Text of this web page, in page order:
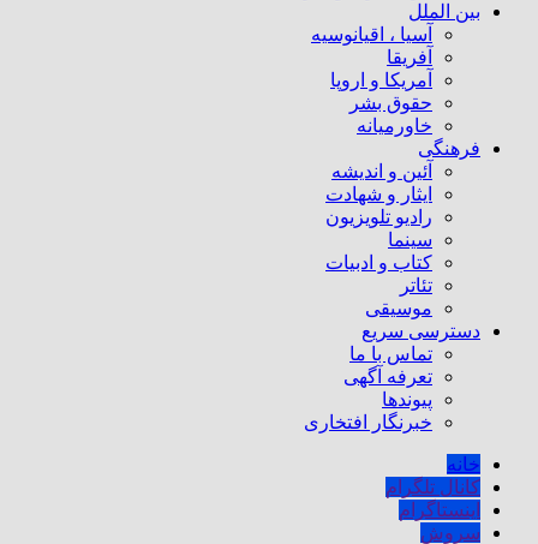
بین الملل
آسیا ، اقیانوسیه
آفریقا
آمریکا و اروپا
حقوق بشر
خاورمیانه
فرهنگی
آئین و اندیشه
ایثار و شهادت
رادیو تلویزیون
سینما
کتاب و ادبیات
تئاتر
موسیقی
دسترسی سریع
تماس با ما
تعرفه آگهی
پیوندها
خبرنگار افتخاری
خانه
کانال تلگرام
اینستاگرام
سروش